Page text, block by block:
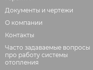
Документы и чертежи
О компании
Контакты
Часто задаваемые вопросы
про работу системы
отопления